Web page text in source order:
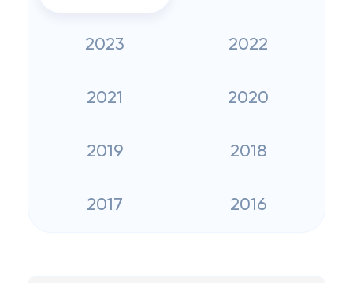
2023 2022
2021 2020
2019 2018
2017 2016